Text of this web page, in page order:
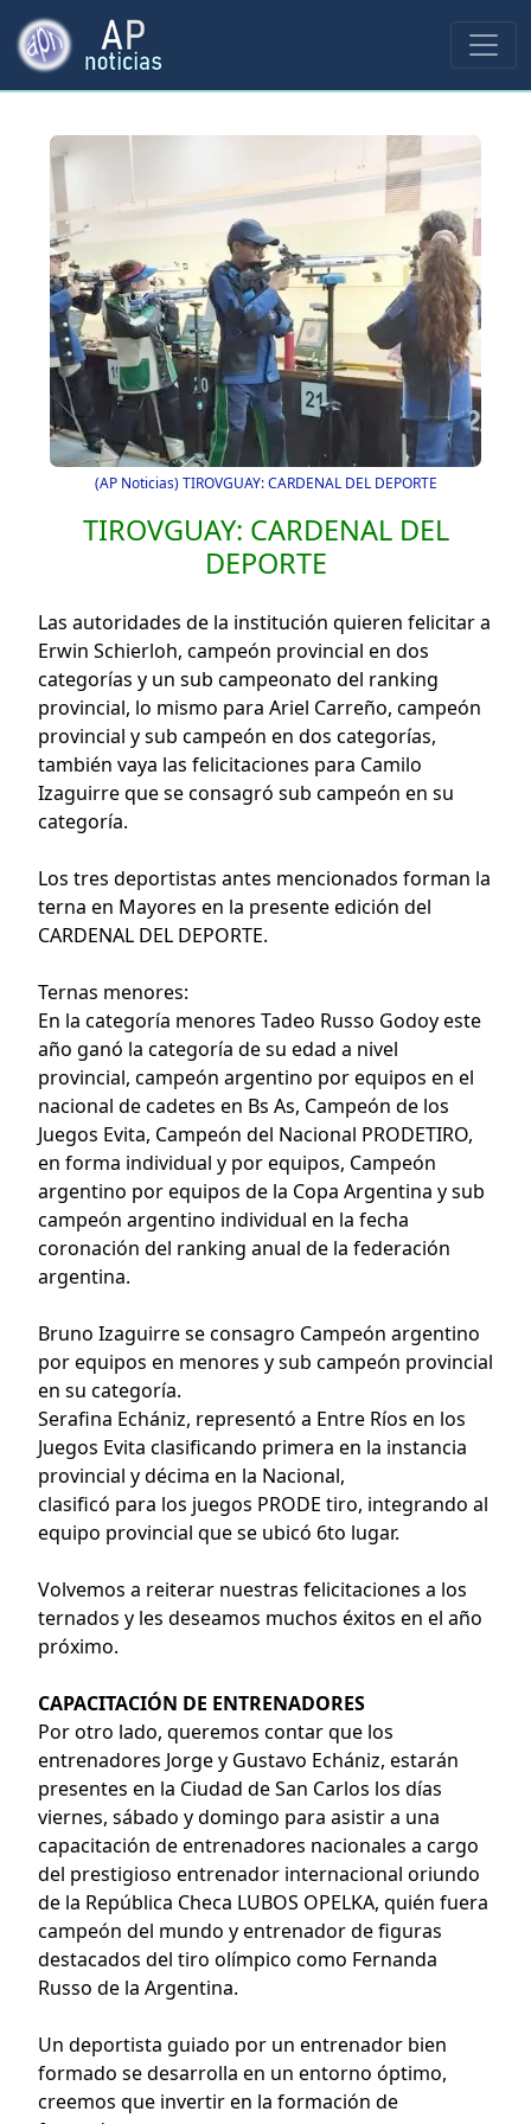
(AP Noticias) TIROVGUAY: CARDENAL DEL DEPORTE
TIROVGUAY: CARDENAL DEL
DEPORTE
Las autoridades de la institución quieren felicitar a
Erwin Schierloh, campeón provincial en dos
categorías y un sub campeonato del ranking
provincial, lo mismo para Ariel Carreño, campeón
provincial y sub campeón en dos categorías,
también vaya las felicitaciones para Camilo
Izaguirre que se consagró sub campeón en su
categoría.
Los tres deportistas antes mencionados forman la
terna en Mayores en la presente edición del
CARDENAL DEL DEPORTE.
Ternas menores:
En la categoría menores Tadeo Russo Godoy este
año ganó la categoría de su edad a nivel
provincial, campeón argentino por equipos en el
nacional de cadetes en Bs As, Campeón de los
Juegos Evita, Campeón del Nacional PRODETIRO,
en forma individual y por equipos, Campeón
argentino por equipos de la Copa Argentina y sub
campeón argentino individual en la fecha
coronación del ranking anual de la federación
argentina.
Bruno Izaguirre se consagro Campeón argentino
por equipos en menores y sub campeón provincial
en su categoría.
Serafina Echániz, representó a Entre Ríos en los
Juegos Evita clasificando primera en la instancia
provincial y décima en la Nacional,
clasificó para los juegos PRODE tiro, integrando al
equipo provincial que se ubicó 6to lugar.
Volvemos a reiterar nuestras felicitaciones a los
ternados y les deseamos muchos éxitos en el año
próximo.
CAPACITACIÓN DE ENTRENADORES
Por otro lado, queremos contar que los
entrenadores Jorge y Gustavo Echániz, estarán
presentes en la Ciudad de San Carlos los días
viernes, sábado y domingo para asistir a una
capacitación de entrenadores nacionales a cargo
del prestigioso entrenador internacional oriundo
de la República Checa LUBOS OPELKA, quién fuera
campeón del mundo y entrenador de figuras
destacados del tiro olímpico como Fernanda
Russo de la Argentina.
Un deportista guiado por un entrenador bien
formado se desarrolla en un entorno óptimo,
creemos que invertir en la formación de